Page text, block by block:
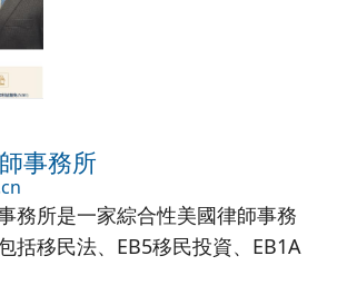
事務所
務所是一家綜合性美國律師事務
括移民法、EB5移民投資、EB1A